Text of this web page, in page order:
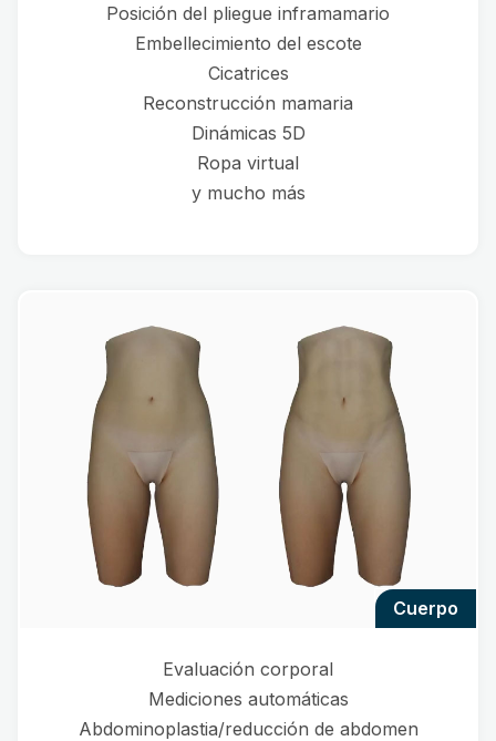
Posición del pliegue inframamario
Embellecimiento del escote
Cicatrices
Reconstrucción mamaria
Dinámicas 5D
Ropa virtual
y mucho más
cuerpo
Evaluación corporal
Mediciones automáticas
Abdominoplastia/reducción de abdomen